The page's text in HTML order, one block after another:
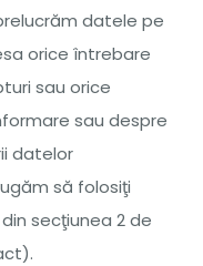
datele pe
orice întrebare
sau orice
sau despre
datelor
să folosiţi
secţiunea 2 de